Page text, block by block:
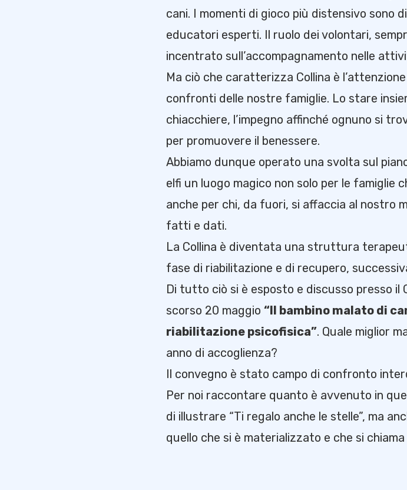
cani. I momenti di gioco più distensivo sono
educatori esperti. Il ruolo dei volontari,
incentrato sull’accompagnamento nelle
Ma ciò che caratterizza Collina è
confronti delle nostre famiglie. Lo stare
chiacchiere, l’impegno affinché ognuno si
per promuovere il benessere.
Abbiamo dunque operato una svolta sul
elfi un luogo magico non solo per le famiglie
anche per chi, da fuori, si affaccia al nostro
fatti e dati.
La Collina è diventata una struttura
fase di riabilitazione e di recupero,
Di tutto ciò si è esposto e discusso presso il
scorso 20 maggio “Il bambino malato di
riabilitazione psicofisica”. Quale miglior
anno di accoglienza?
Il convegno è stato campo di confronto
Per noi raccontare quanto è avvenuto in
di illustrare “Ti regalo anche le stelle”, ma
quello che si è materializzato e che si